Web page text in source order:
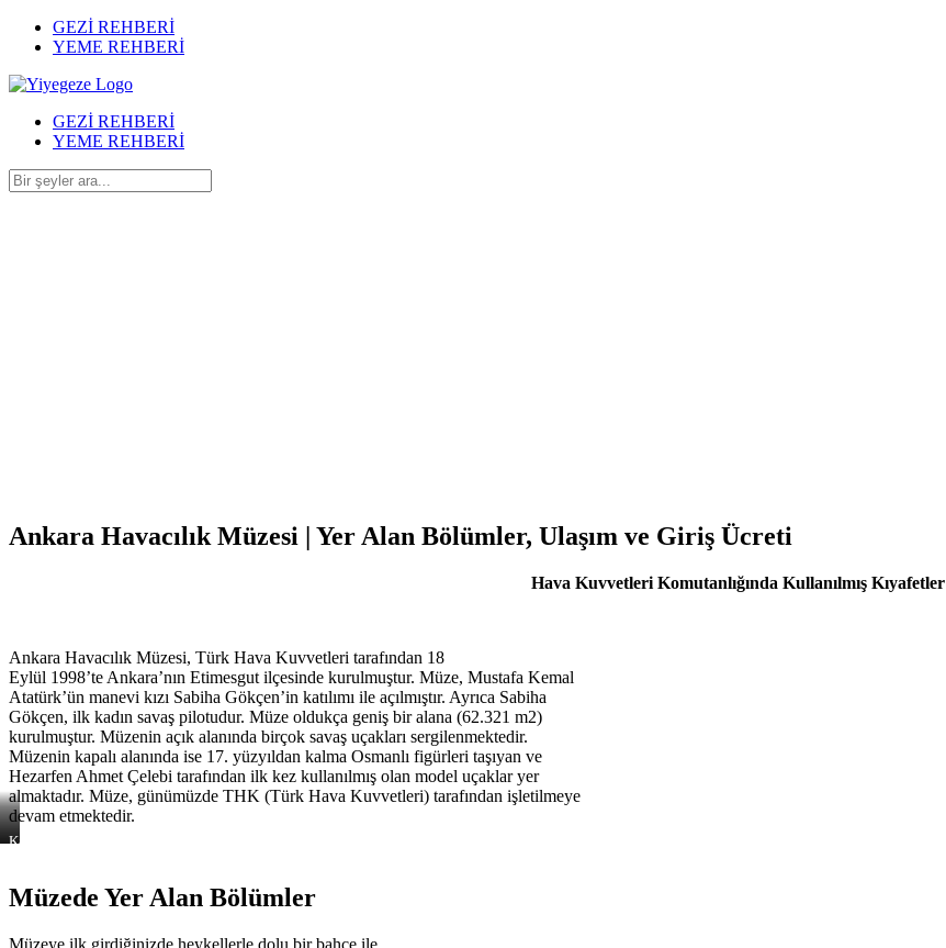
GEZİ REHBERİ
YEME REHBERİ
GEZİ REHBERİ
YEME REHBERİ
Ankara Havacılık Müzesi | Yer Alan Bölümler, Ulaşım ve Giriş Ücreti
Hava Kuvvetleri Komutanlığında Kullanılmış Kıyafetler
Ankara Havacılık Müzesi, Türk Hava Kuvvetleri tarafından 18
Eylül 1998’te Ankara’nın Etimesgut ilçesinde kurulmuştur. Müze, Mustafa Kemal
Atatürk’ün manevi kızı Sabiha Gökçen’in katılımı ile açılmıştır. Ayrıca Sabiha
Gökçen, ilk kadın savaş pilotudur. Müze oldukça geniş bir alana (62.321 m2)
kurulmuştur. Müzenin açık alanında birçok savaş uçakları sergilenmektedir.
Müzenin kapalı alanında ise 17. yüzyıldan kalma Osmanlı figürleri taşıyan ve
Hezarfen Ahmet Çelebi tarafından ilk kez kullanılmış olan model uçaklar yer
almaktadır. Müze, günümüzde THK (Türk Hava Kuvvetleri) tarafından işletilmeye
devam etmektedir.
Kullanılmış
Uçağı
Kargo
:)
Müzede Yer Alan Bölümler
Müzeye ilk girdiğinizde heykellerle dolu bir bahçe ile